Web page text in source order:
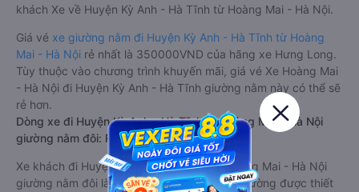
khách Xe về Huyện Kỳ Anh - Hà Tĩnh từ Hoàng Mai - Hà Nội.
Giá vé xe giường nằm đi Huyện Kỳ Anh - Hà Tĩnh từ Hoàng
Mai - Hà Nội rẻ nhất là 350000VND của hãng xe Hưng Long.
Tùy thuộc vào chương trình khuyến mãi, giá vé Xe Hoàng Mai
- Hà Nội đi Huyện Kỳ Anh - Hà Tĩnh giường nằm này có thể sẽ
rẻ hơn.
Dòng xe đi Huyện Kỳ Anh - Hà Tĩnh từ Hoàng Mai - Hà Nội
giường nằm đôi: Riêng tư, đầy đủ tiện nghi
Xe khách đi Huyện Kỳ Anh - Hà Tĩnh từ Hoàng Mai - Hà Nội
giường nằm đôi là loại xe đặc biệt. Với mỗi giường được thiết